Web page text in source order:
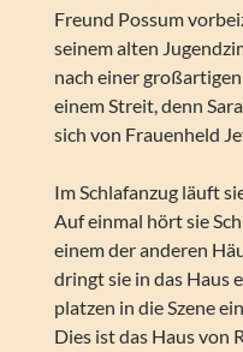
Freund Possum
seinem alten
nach einer
einem Streit, denn
sich von Frauenheld
Im Schlafanzug läuft
Auf einmal hört sie
einem der anderen
dringt sie in das Haus
platzen in die Szene
Dies ist das Haus von